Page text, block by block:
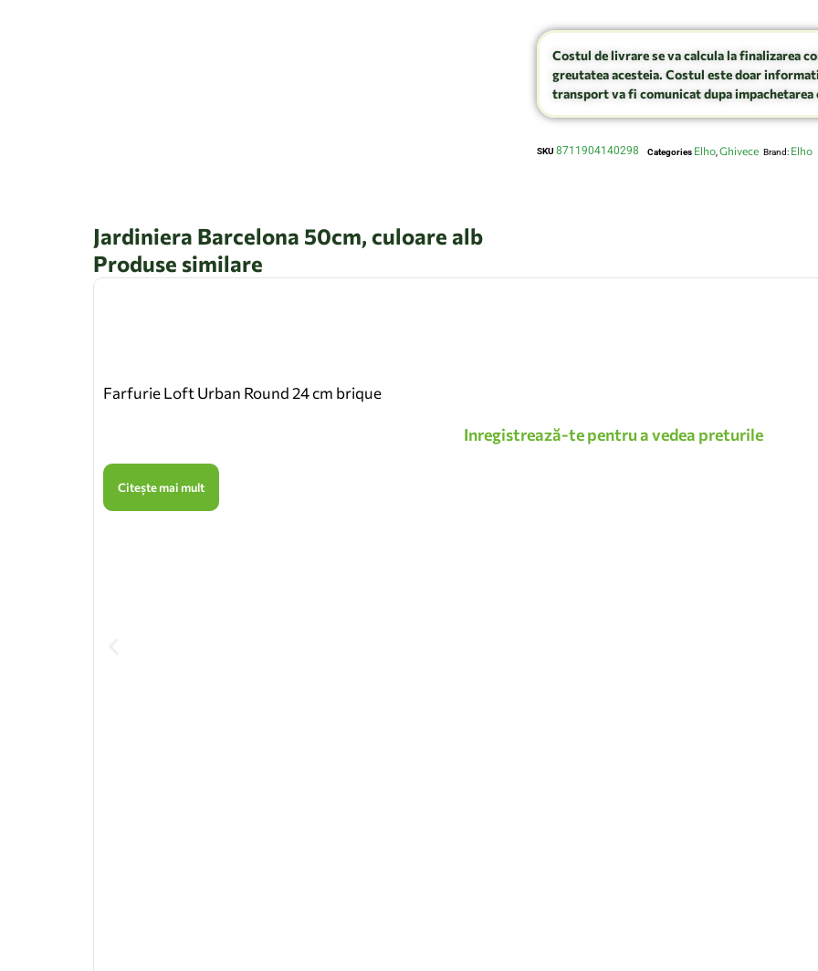
Costul de livrare se va calcula la finalizarea
greutatea acesteia. Costul este doar
transport va fi comunicat dupa impachetarea
SKU 8711904140298 Categories Elho Ghivece Brand: Elho
Jardiniera Barcelona 50cm, culoare alb
Produse similare
Farfurie Loft Urban Round 24 cm brique
Inregistrează-te pentru a vedea preturile
Citește mai mult